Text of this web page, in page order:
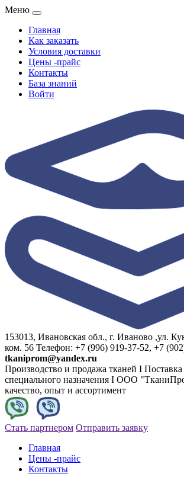
Меню
Главная
Как заказать
Условия доставки
Цены -прайс
Контакты
База знаний
Войти
153013, Ивановская обл., г. Иваново ,ул.
ком. 56 Телефон: +7 (996) 919-37-52, +7
tkaniprom@yandex.ru
Производство и продажа тканей I Поставка
специального назначения I ООО
качество, опыт и ассортимент
Стать партнером Отправить заявку
Главная
Цены -прайс
Контакты